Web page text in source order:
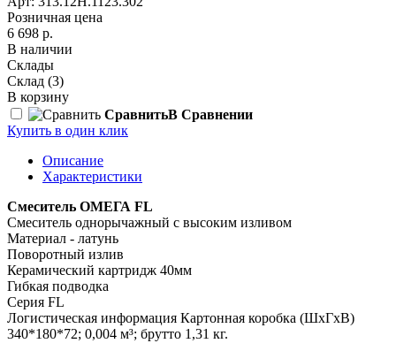
Розничная цена
6 698 р.
В наличии
Склады
Склад (3)
В корзину
СравнитьВ Сравнении
Купить в один клик
Описание
Характеристики
Смеситель ОМЕГА FL
Смеситель однорычажный с высоким изливом
Материал - латунь
Поворотный излив
Керамический картридж 40мм
Гибкая подводка
Серия FL
Логистическая информация Картонная коробка (ШхГхВ)
340*180*72; 0,004 м³; брутто 1,31 кг.